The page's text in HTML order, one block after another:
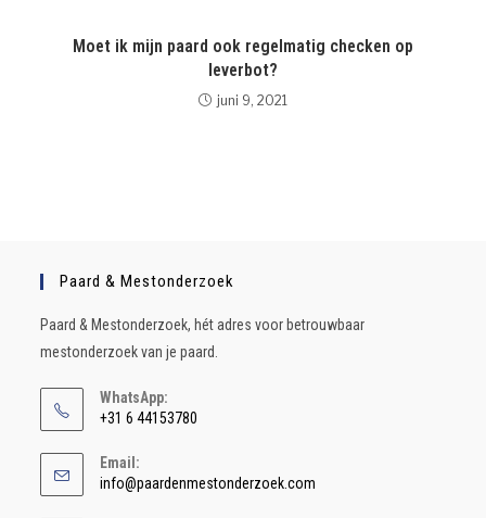
Moet ik mijn paard ook regelmatig checken op
leverbot?
juni 9, 2021
Paard & Mestonderzoek
Paard & Mestonderzoek, hét adres voor betrouwbaar
mestonderzoek van je paard.
WhatsApp:
+31 6 44153780
Email:
info@paardenmestonderzoek.com